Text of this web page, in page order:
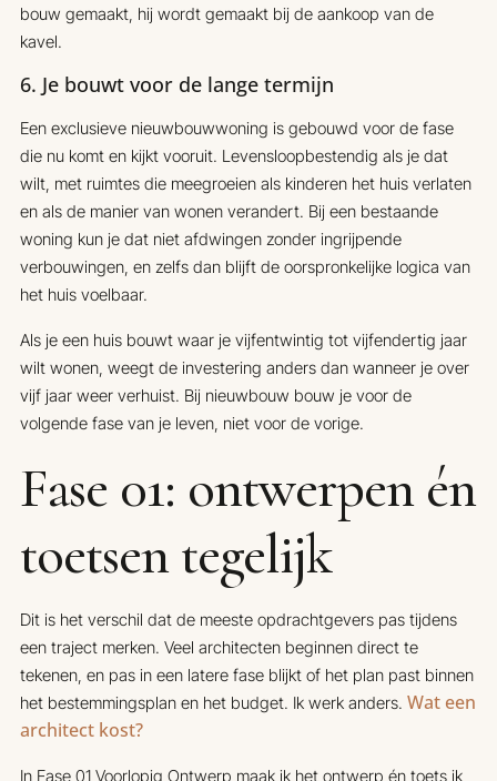
bouw gemaakt, hij wordt gemaakt bij de aankoop van de
kavel.
6. Je bouwt voor de lange termijn
Een exclusieve nieuwbouwwoning is gebouwd voor de fase
die nu komt en kijkt vooruit. Levensloopbestendig als je dat
wilt, met ruimtes die meegroeien als kinderen het huis verlaten
en als de manier van wonen verandert. Bij een bestaande
woning kun je dat niet afdwingen zonder ingrijpende
verbouwingen, en zelfs dan blijft de oorspronkelijke logica van
het huis voelbaar.
Als je een huis bouwt waar je vijfentwintig tot vijfendertig jaar
wilt wonen, weegt de investering anders dan wanneer je over
vijf jaar weer verhuist. Bij nieuwbouw bouw je voor de
volgende fase van je leven, niet voor de vorige.
Fase 01: ontwerpen én
toetsen tegelijk
Dit is het verschil dat de meeste opdrachtgevers pas tijdens
een traject merken. Veel architecten beginnen direct te
tekenen, en pas in een latere fase blijkt of het plan past binnen
het bestemmingsplan en het budget. Ik werk anders. Wat een
architect kost?
In Fase 01 Voorlopig Ontwerp maak ik het ontwerp én toets ik